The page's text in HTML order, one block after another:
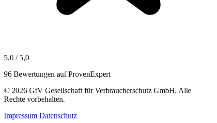
5,0 / 5,0
96 Bewertungen auf ProvenExpert
© 2026 GfV Gesellschaft für Verbraucherschutz GmbH. Alle
Rechte vorbehalten.
Impressum Datenschutz